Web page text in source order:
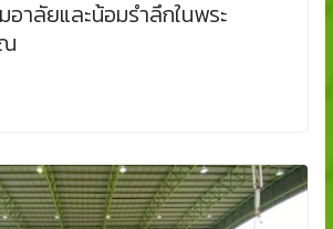
อาลัยและน้อมรำลึกในพระ